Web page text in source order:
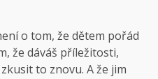
o tom, že dětem pořád
že dáváš příležitosti,
to znovu. A že jim